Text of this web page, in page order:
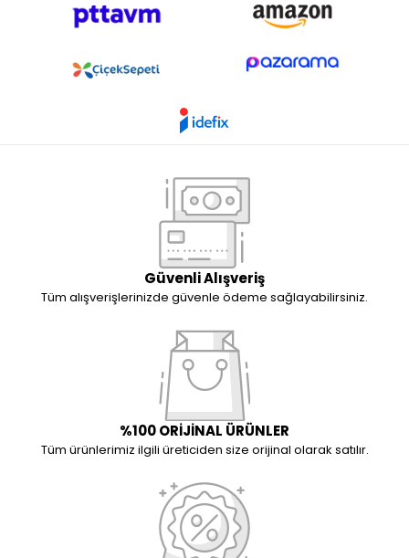
Güvenli Alışveriş
Tüm alışverişlerinizde güvenle ödeme sağlayabilirsiniz.
%100 ORİJİNAL ÜRÜNLER
Tüm ürünlerimiz ilgili üreticiden size orijinal olarak satılır.